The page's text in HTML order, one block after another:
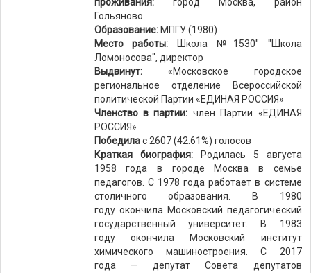
проживания:город Москва, район
Гольяново
Образование:МПГУ (1980)
Место работы: Школа №1530" "Школа
Ломоносова", директор
Выдвинут:«Московское городское
региональное отделение Всероссийской
политической Партии «ЕДИНАЯ РОССИЯ»
Членство в партии: член Партии «ЕДИНАЯ
РОССИЯ»
Победилас 2607 (42.61%) голосов
Краткая биография:Родилась 5 августа
1958 года в городе Москва в семье
педагогов. С 1978 года работает в системе
столичного образования. В 1980
году окончила Московский педагогический
государственный университет. В 1983
году окончила Московский институт
химического машиностроения. С 2017
года — депутат Совета депутатов